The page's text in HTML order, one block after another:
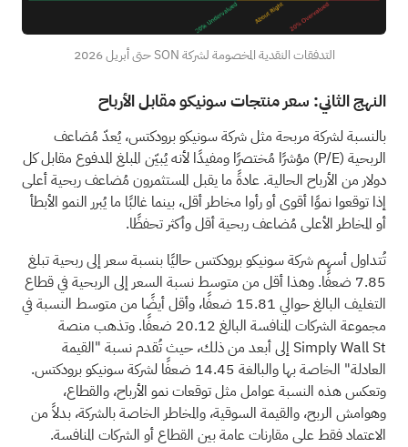
التدفقات النقدية المخصومة لشركة SON حتى أبريل 2026
النهج الثاني: سعر منتجات سونيكو مقابل الأرباح
بالنسبة لشركة مربحة مثل شركة سونيكو برودكتس، يُعدّ مُضاعف
الربحية (P/E) مؤشرًا مُختصرًا ومفيدًا لأنه يُبيّن المبلغ المدفوع مقابل كل
دولار من الأرباح الحالية. عادةً ما يقبل المستثمرون مُضاعف ربحية أعلى
إذا توقعوا نموًا أقوى أو رأوا مخاطر أقل، بينما غالبًا ما يُبرر النمو الأبطأ
أو المخاطر الأعلى مُضاعف ربحية أقل وأكثر تحفظًا.
تُتداول أسهم شركة سونيكو برودكتس حاليًا بنسبة سعر إلى ربحية تبلغ
7.85 ضعفًا. وهذا أقل من متوسط نسبة السعر إلى الربحية في قطاع
التغليف البالغ حوالي 15.81 ضعفًا، وأقل أيضًا من متوسط النسبة في
مجموعة الشركات المنافسة البالغ 20.12 ضعفًا. وتذهب منصة
Simply Wall St إلى أبعد من ذلك، حيث تُقدم نسبة "القيمة
العادلة" الخاصة بها والبالغة 14.45 ضعفًا لشركة سونيكو برودكتس.
وتعكس هذه النسبة عوامل مثل توقعات نمو الأرباح، والقطاع،
وهوامش الربح، والقيمة السوقية، والمخاطر الخاصة بالشركة، بدلاً من
الاعتماد فقط على مقارنات عامة بين القطاع أو الشركات المنافسة.